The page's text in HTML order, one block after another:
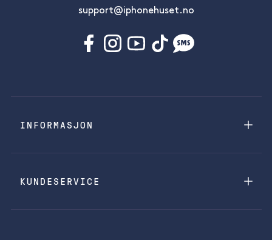
support@iphonehuset.no
INFORMASJON
KUNDESERVICE